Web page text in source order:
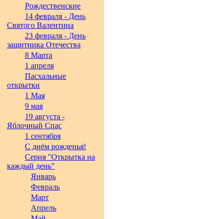
Рождественские
14 февраля - День
Святого Валентина
23 февраля - День
защитника Отечества
8 Марта
1 апреля
Пасхальные
открытки
1 Мая
9 мая
19 августа -
Яблочный Спас
1 сентября
С днём рожденья!
Серия "Открытка на
каждый день"
Январь
Февраль
Март
Апрель